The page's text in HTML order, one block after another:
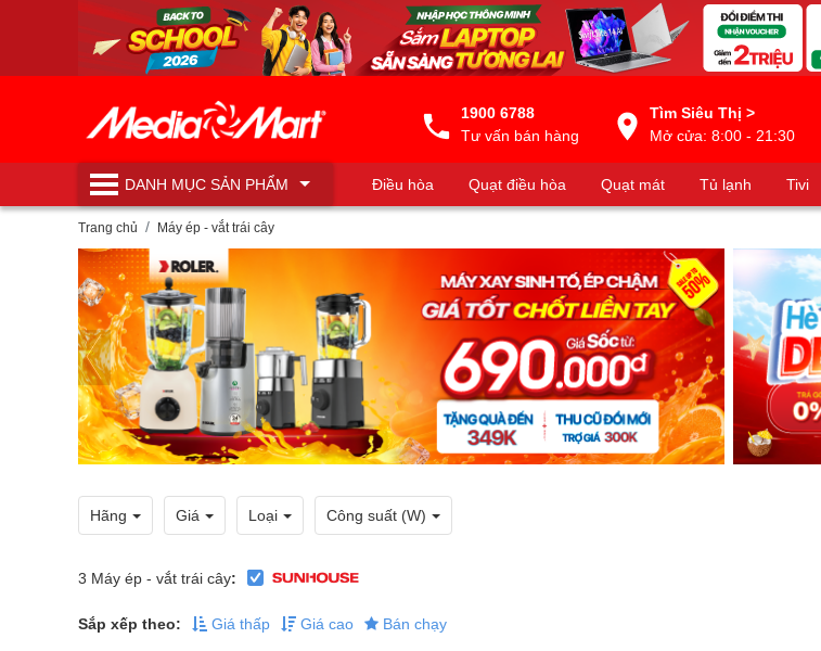
1900 6788
Tư vấn bán hàng
Tìm Siêu Thị >
Mở cửa: 8:00 - 21:30
DANH MỤCSẢN PHẨM Điều hòa Quạt điều hòa Quạt mát Tủ lạnh Tivi
Máy lọc nước
Trang chủ Máy ép - vắt trái cây
Hãng Giá Loại Công suất (W)
3 Máy ép - vắt trái cây:
Sắp xếp theo: Giá thấp Giá cao Bán chạy